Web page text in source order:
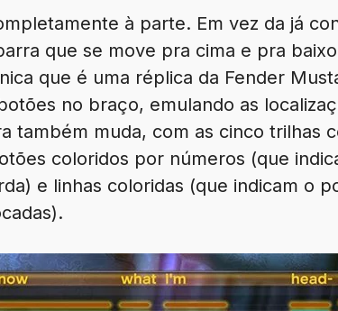
à parte. Em vez da já
que se move pra cima e pra
que é uma réplica da Fender
no braço, emulando as
também muda, com as cinco trilhas
coloridos por números (que
e linhas coloridas (que indicam o